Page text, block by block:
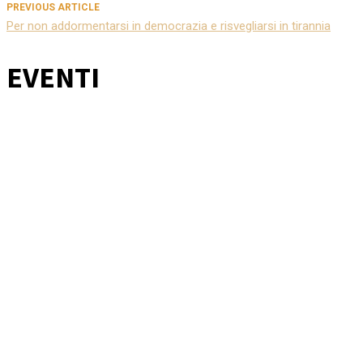
PREVIOUS ARTICLE
Per non addormentarsi in democrazia e risvegliarsi in tirannia
EVENTI